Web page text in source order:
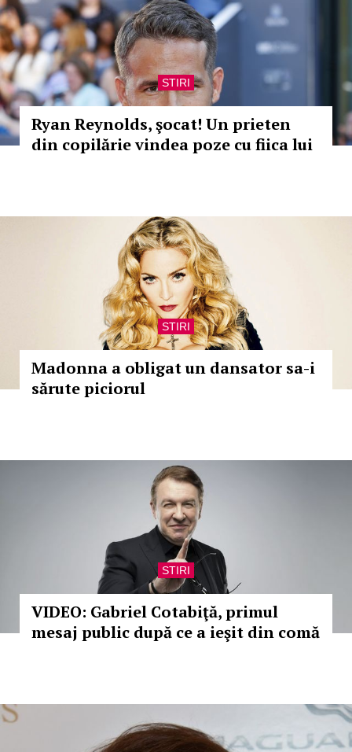
STIRI
Ryan Reynolds, şocat! Un prieten
din copilărie vindea poze cu fiica lui
STIRI
Madonna a obligat un dansator sa-i
sărute piciorul
STIRI
VIDEO: Gabriel Cotabiţă, primul
mesaj public după ce a ieşit din comă